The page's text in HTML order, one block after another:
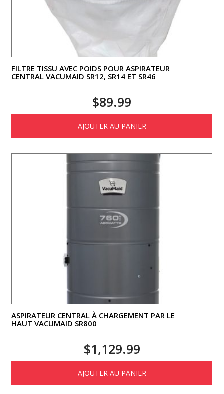
FILTRE TISSU AVEC POIDS POUR ASPIRATEUR
CENTRAL VACUMAID SR12, SR14 ET SR46
$89.99
AJOUTER AU PANIER
ASPIRATEUR CENTRAL À CHARGEMENT PAR LE
HAUT VACUMAID SR800
$1,129.99
AJOUTER AU PANIER